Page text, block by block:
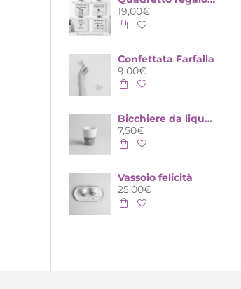
19,00€
Confettata Farfalla
9,00€
Bicchiere da liquore felicità
7,50€
Vassoio felicità
25,00€